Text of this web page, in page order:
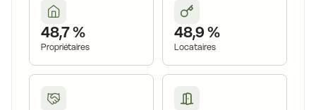
17,8 €
48,7 %
Propriétaires
48,9 %
Locataires